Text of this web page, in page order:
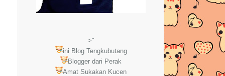
>"
ini Blog Tengkubutang
Blogger dari Perak
Amat Sukakan Kucen